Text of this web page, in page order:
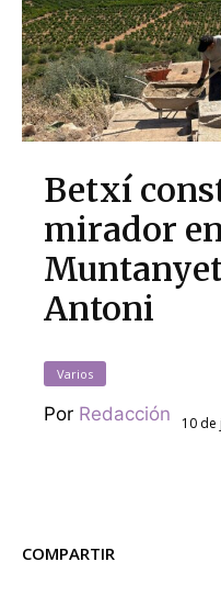
Betxí
mirador
Antoni
Varios
Por Redacción 10 de
COMPARTIR